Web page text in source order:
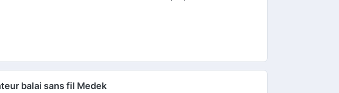
balai sans fil Medek